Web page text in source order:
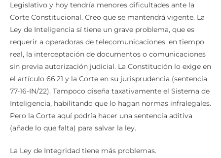
Legislativo y hoy tendría menores dificultades ante la
Corte Constitucional. Creo que se mantendrá vigente. La
Ley de Inteligencia sí tiene un grave problema, que es
requerir a operadoras de telecomunicaciones, en tiempo
real, la interceptación de documentos o comunicaciones
sin previa autorización judicial. La Constitución lo exige en
el artículo 66.21 y la Corte en su jurisprudencia (sentencia
77-16-IN/22). Tampoco diseña taxativamente el Sistema de
Inteligencia, habilitando que lo hagan normas infralegales.
Pero la Corte aquí podría hacer una sentencia aditiva
(añade lo que falta) para salvar la ley.
La Ley de Integridad tiene más problemas.